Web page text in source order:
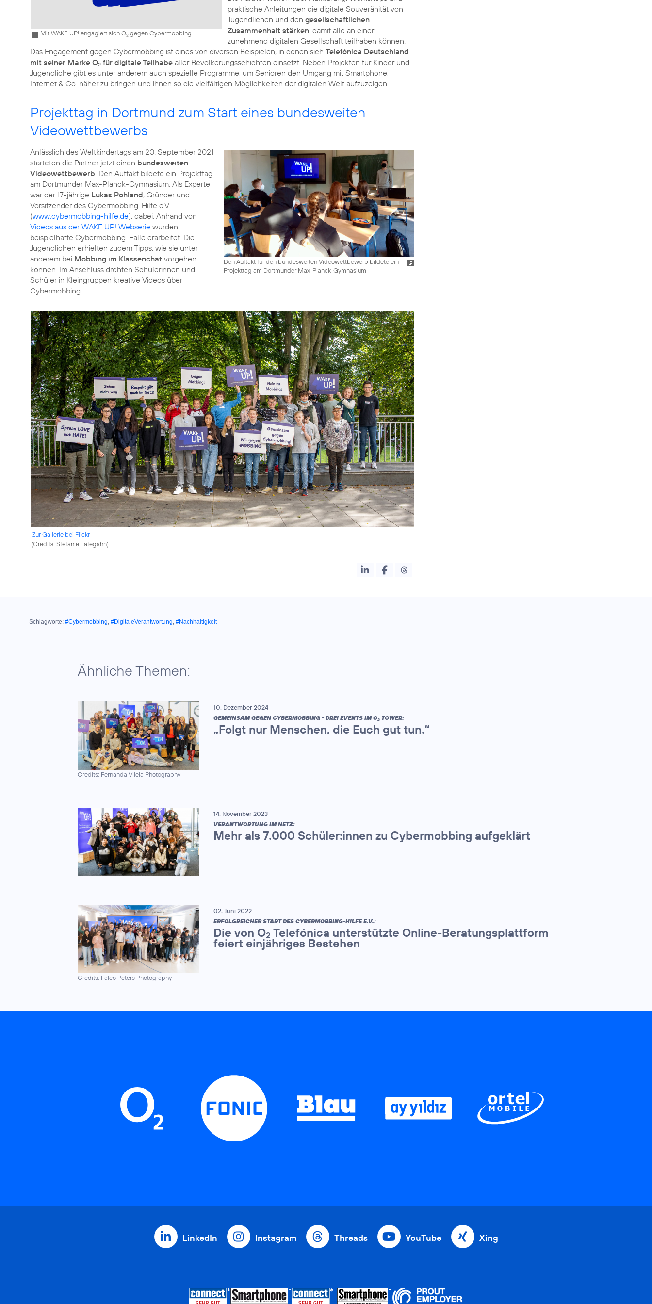
Mit WAKE UP! engagiert sich O2 gegen Cybermobbing
praktische Anleitungen die digitale Souveränität von
Jugendlichen und den gesellschaftlichen
Zusammenhalt stärken, damit alle an einer
zunehmend digitalen Gesellschaft teilhaben können.
Das Engagement gegen Cybermobbing ist eines von diversen Beispielen, in denen sich Telefónica Deutschland
mit seiner Marke O2 für digitale Teilhabe aller Bevölkerungsschichten einsetzt. Neben Projekten für Kinder und
Jugendliche gibt es unter anderem auch spezielle Programme, um Senioren den Umgang mit Smartphone,
Internet & Co. näher zu bringen und ihnen so die vielfältigen Möglichkeiten der digitalen Welt aufzuzeigen.
Projekttag in Dortmund zum Start eines bundesweiten
Videowettbewerbs
Den Auftakt für den bundesweiten Videowettbewerb bildete ein
Projekttag am Dortmunder Max-Planck-Gymnasium
Anlässlich des Weltkindertags am 20. September 2021
starteten die Partner jetzt einen bundesweiten
Videowettbewerb. Den Auftakt bildete ein Projekttag
am Dortmunder Max-Planck-Gymnasium. Als Experte
war der 17-jährige Lukas Pohland, Gründer und
Vorsitzender des Cybermobbing-Hilfe e.V.
(www.cybermobbing-hilfe.de), dabei. Anhand von
Videos aus der WAKE UP! Webserie wurden
beispielhafte Cybermobbing-Fälle erarbeitet. Die
Jugendlichen erhielten zudem Tipps, wie sie unter
anderem bei Mobbing im Klassenchat vorgehen
können. Im Anschluss drehten Schülerinnen und
Schüler in Kleingruppen kreative Videos über
Zur Gallerie bei Flickr
(Credits: Stefanie Lategahn)
Schlagworte: #Cybermobbing, #DigitaleVerantwortung, #Nachhaltigkeit
Ähnliche Themen:
Credits: Fernanda Vilela Photography
10. Dezember 2024
GEMEINSAM GEGEN CYBERMOBBING - DREI EVENTS IM O2 TOWER:
„Folgt nur Menschen, die Euch gut tun.“
14. November 2023
VERANTWORTUNG IM NETZ:
Mehr als 7.000 Schüler:innen zu Cybermobbing aufgeklärt
Credits: Falco Peters Photography
02. Juni 2022
ERFOLGREICHER START DES CYBERMOBBING-HILFE E.V.:
Die von O2 Telefónica unterstützte Online-Beratungsplattform
feiert einjähriges Bestehen
LinkedIn Instagram Threads YouTube Xing